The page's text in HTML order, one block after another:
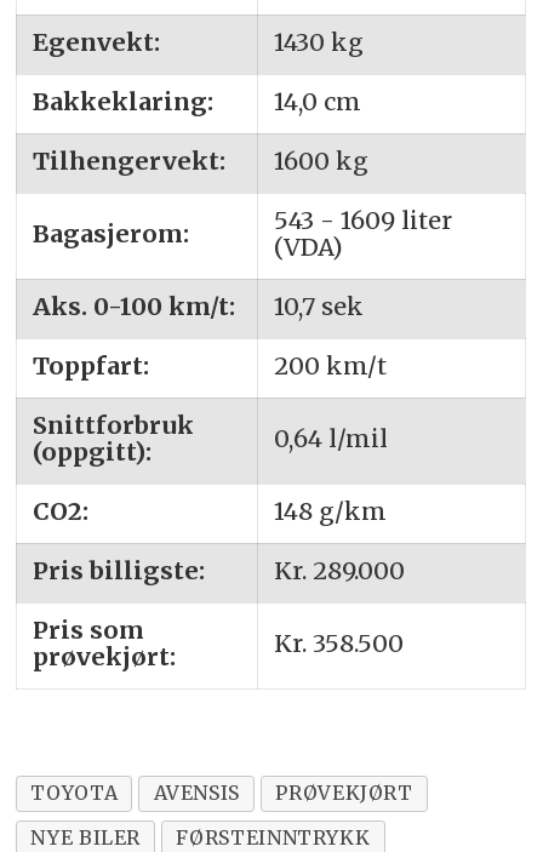
Egenvekt:
1430 kg
Bakkeklaring:
14,0 cm
Tilhengervekt:
1600 kg
Bagasjerom:
543 - 1609 liter
(VDA)
Aks. 0-100 km/t:
10,7 sek
Toppfart:
200 km/t
Snittforbruk
(oppgitt):
0,64 l/mil
CO2:
148 g/km
Pris billigste:
Kr. 289.000
Pris som
prøvekjørt:
Kr. 358.500
TOYOTA AVENSIS
PRØVEKJØRT
NYE BILER
FØRSTEINNTRYKK